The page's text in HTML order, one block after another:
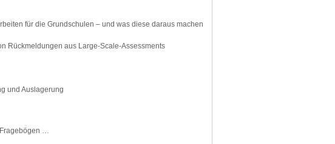
für die Grundschulen – und was diese daraus machen
Rückmeldungen aus Large-Scale-Assessments
und Auslagerung
Fragebögen …